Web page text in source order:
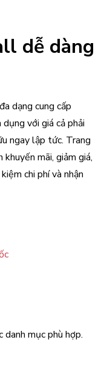
dễ dàng
dạng cung cấp
với giá cả phải
ngay lập tức. Trang
mãi, giảm giá,
chi phí và nhận
mục phù hợp.